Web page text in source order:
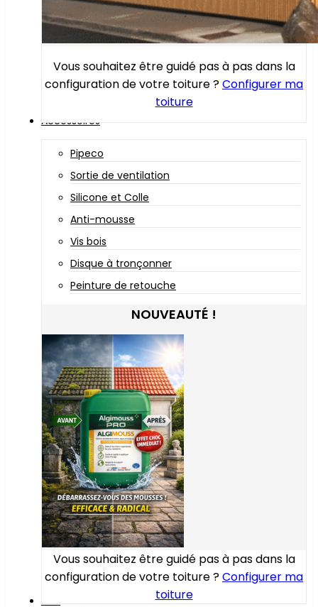
Vous souhaitez être guidé pas à pas dans la
configuration de votre toiture ?Configurer ma
toiture
Accessoires
Pipeco
Sortie de ventilation
Silicone et Colle
Anti-mousse
Vis bois
Disque à tronçonner
Peinture de retouche
NOUVEAUTÉ !
Vous souhaitez être guidé pas à pas dans la
configuration de votre toiture ?Configurer ma
toiture